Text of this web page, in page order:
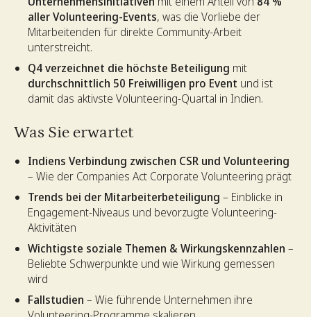
aller Volunteering-Events, was die Vorliebe der
Mitarbeitenden für direkte Community-Arbeit
unterstreicht.
Q4 verzeichnet die höchste Beteiligung mit
durchschnittlich 50 Freiwilligen pro Event und ist
damit das aktivste Volunteering-Quartal in Indien.
Was Sie erwartet
Indiens Verbindung zwischen CSR und Volunteering
– Wie der Companies Act Corporate Volunteering prägt
Trends bei der Mitarbeiterbeteiligung – Einblicke in
Engagement-Niveaus und bevorzugte Volunteering-
Aktivitäten
Wichtigste soziale Themen & Wirkungskennzahlen –
Beliebte Schwerpunkte und wie Wirkung gemessen
wird
Fallstudien – Wie führende Unternehmen ihre